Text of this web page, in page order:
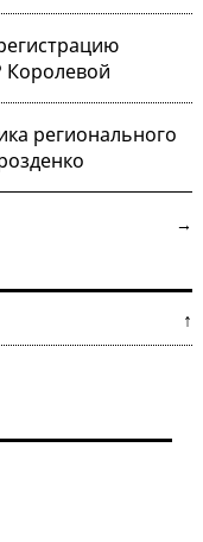
Королевой
регионального
новости →
↑